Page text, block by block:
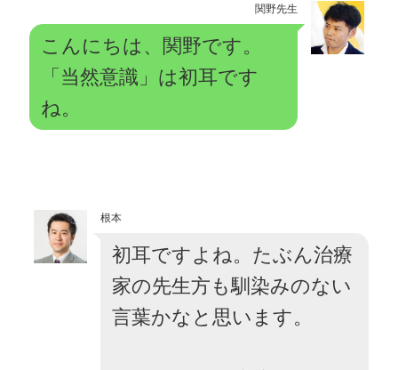
関野先生
こんにちは、関野です。
「当然意識」は初耳です
ね。
根本
初耳ですよね。たぶん治療
家の先生方も馴染みのない
言葉かなと思います。